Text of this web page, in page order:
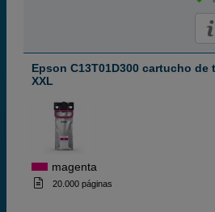
Epson C13T01D300 cartucho de
XXL
magenta
20.000 páginas